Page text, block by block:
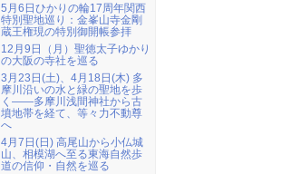
5月6日ひかりの輪17周年関西
特別聖地巡り：金峯山寺金剛
蔵王権現の特別御開帳参拝
12月9日（月）聖徳太子ゆかり
の大阪の寺社を巡る
3月23日(土)、4月18日(木) 多
摩川沿いの水と緑の聖地を歩
く――多摩川浅間神社から古
墳地帯を経て、等々力不動尊
へ
4月7日(日) 高尾山から小仏城
山、相模湖へ至る東海自然歩
道の信仰・自然を巡る